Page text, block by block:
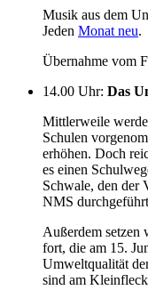
Musik aus dem
Jeden Monat neu.
Übernahme vom
14.00 Uhr: Das
Mittlerweile
Schulen
erhöhen. Doch
es einen
Schwale, den der
NMS
Außerdem setzen
fort, die am 15.
Umweltqualität
sind am